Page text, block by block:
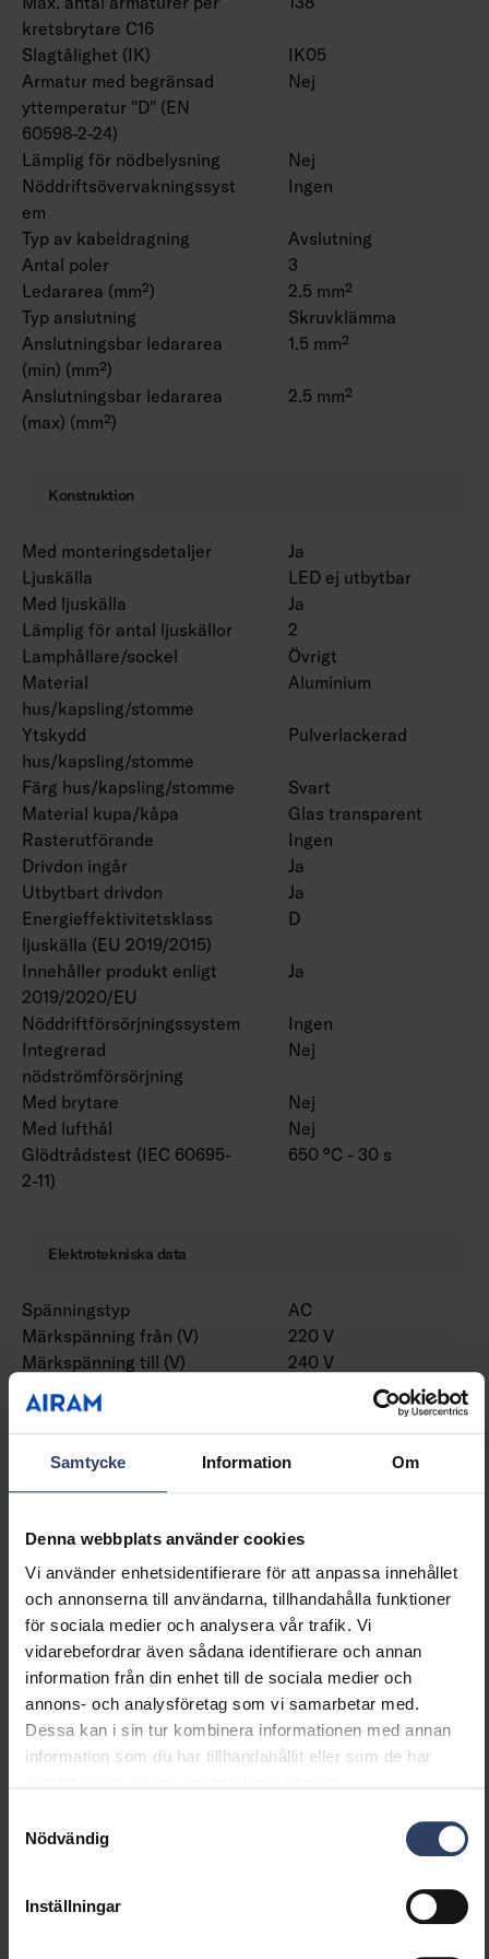
Samtycke Information Om
Denna webbplats använder cookies
Vi använder enhetsidentifierare för att anpassa innehållet
och annonserna till användarna, tillhandahålla funktioner
för sociala medier och analysera vår trafik. Vi
vidarebefordrar även sådana identifierare och annan
information från din enhet till de sociala medier och
annons- och analysföretag som vi samarbetar med.
Dessa kan i sin tur kombinera informationen med annan
information som du har tillhandahållit eller som de har
Nödvändig
Inställningar
kretsbrytare C16
Slagtålighet (IK)
IK05
Armatur med begränsad
yttemperatur "D" (EN
60598-2-24)
Nej
Lämplig för nödbelysning
Nej
Nöddriftsövervakningssyst
em
Ingen
Typ av kabeldragning
Avslutning
Antal poler
3
Ledararea (mm²)
2.5 mm²
Typ anslutning
Skruvklämma
Anslutningsbar ledararea
(min) (mm²)
1.5 mm²
Anslutningsbar ledararea
(max) (mm²)
2.5 mm²
Konstruktion
Med monteringsdetaljer
Ja
Ljuskälla
LED ej utbytbar
Med ljuskälla
Ja
Lämplig för antal ljuskällor
2
Lamphållare/sockel
Övrigt
Material
hus/kapsling/stomme
Aluminium
Ytskydd
hus/kapsling/stomme
Pulverlackerad
Färg hus/kapsling/stomme
Svart
Material kupa/kåpa
Glas transparent
Rasterutförande
Ingen
Drivdon ingår
Ja
Utbytbart drivdon
Ja
Energieffektivitetsklass
ljuskälla (EU 2019/2015)
D
Innehåller produkt enligt
2019/2020/EU
Ja
Nöddriftförsörjningssystem
Ingen
Integrerad
nödströmförsörjning
Nej
Med brytare
Nej
Med lufthål
Nej
Glödtrådstest (IEC 60695-
2-11)
650 °C - 30 s
Elektrotekniska data
Spänningstyp
AC
Märkspänning från (V)
220 V
Märkspänning till (V)
240 V
Drivdon
LED-drivdon
konstantström
Skyddsklass (IEC 61140)
I
Lämplig för lampeffekt
(min) (W)
16 W
(max) (W)
Ljusutbyte (min) (lm/W)
101 lm/W
Ljusutbyte (max) (lm/W)
101 lm/W
Max. systemeffekt (W)
16 W
Ljusutbyte (lm/W)
101 lm/W
Effektfaktor
0.9
Distorsion (THD) (%)
20 %
Distorsion (THD)
20 THD
Dimning 1-10 V